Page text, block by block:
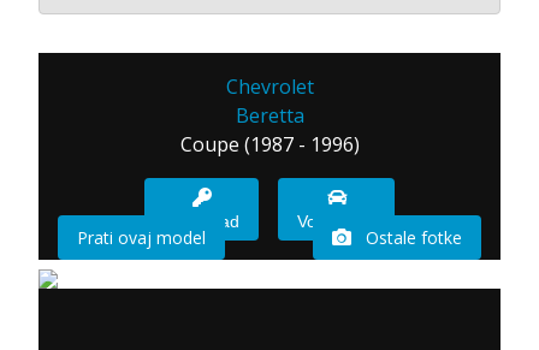
Chevrolet
Beretta
Coupe (1987 - 1996)
Imam sad Vozio sam
Prati ovaj model Ostale fotke